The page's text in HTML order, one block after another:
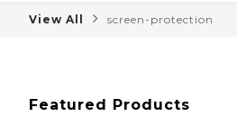
View All screen-protection
Featured Products